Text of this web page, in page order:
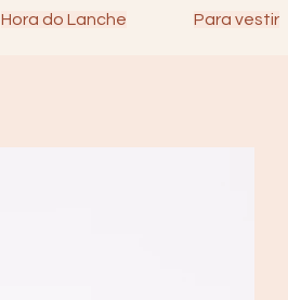
Hora do Lanche Para vestir